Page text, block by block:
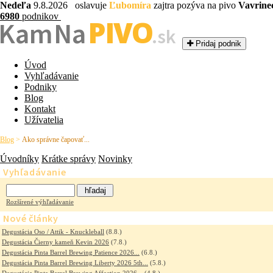
Nedeľa 9.8.2026 oslavuje Ľubomíra zajtra pozýva na pivo
6980 podnikovNaPIVO.sk Pridaj podnik
Úvod
Vyhľadávanie
Podniky
Blog
Kontakt
Užívatelia
Blog > Ako správne čapovať...
Úvodníky Krátke správy Novinky
Vyhľadávanie
Rozšírené výhľadávanie
Nové články
Degustácia Oso / Attik - Knuckleball (8.8.)
Degustácia Čierny kameň Kevin 2026 (7.8.)
Degustácia Pinta Barrel Brewing Patience 2026...
(6.8.)
Degustácia Pinta Barrel Brewing Liberty 2026 5th...
(5.8.)